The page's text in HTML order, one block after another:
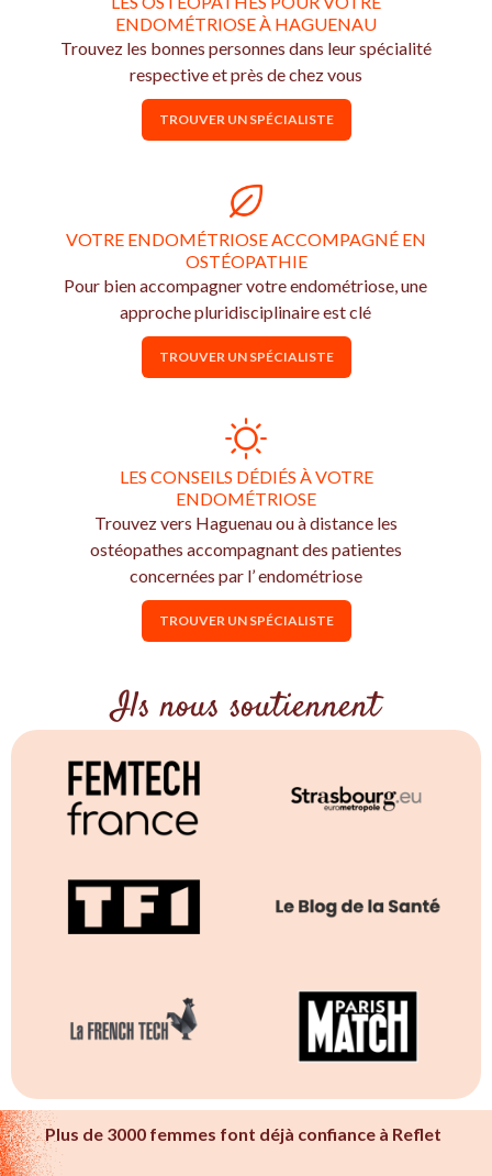
ENDOMÉTRIOSE À HAGUENAU
Trouvez les bonnes personnes dans leur spécialité
respective et près de chez vous
TROUVER UN SPÉCIALISTE
VOTRE ENDOMÉTRIOSE ACCOMPAGNÉ EN
OSTÉOPATHIE
Pour bien accompagner votre endométriose, une
approche pluridisciplinaire est clé
TROUVER UN SPÉCIALISTE
LES CONSEILS DÉDIÉS À VOTRE
ENDOMÉTRIOSE
Trouvez vers Haguenau ou à distance les
ostéopathes accompagnant des patientes
concernées par l’ endométriose
TROUVER UN SPÉCIALISTE
Ils nous soutiennent
Plus de 3000 femmes font déjà confiance à Reflet